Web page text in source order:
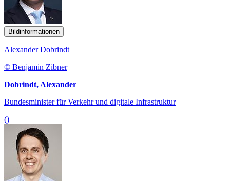
Bildinformationen
Alexander Dobrindt
© Benjamin Zibner
Dobrindt, Alexander
Bundesminister für Verkehr und digitale Infrastruktur
()